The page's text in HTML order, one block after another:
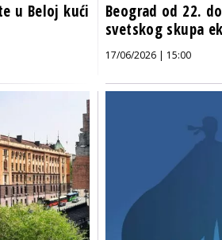
u Beloj kući
Beograd od 22.
svetskog skupa
17/06/2026 | 15:00